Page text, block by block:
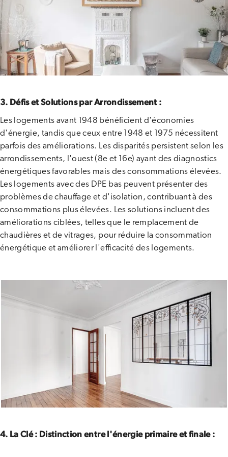
3. Défis et Solutions par Arrondissement :
Les logements avant 1948 bénéficient d'économies
d'énergie, tandis que ceux entre 1948 et 1975 nécessitent
parfois des améliorations. Les disparités persistent selon les
arrondissements, l'ouest (8e et 16e) ayant des diagnostics
énergétiques favorables mais des consommations élevées.
Les logements avec des DPE bas peuvent présenter des
problèmes de chauffage et d'isolation, contribuant à des
consommations plus élevées. Les solutions incluent des
améliorations ciblées, telles que le remplacement de
chaudières et de vitrages, pour réduire la consommation
énergétique et améliorer l'efficacité des logements.
4. La Clé : Distinction entre l'énergie primaire et finale :